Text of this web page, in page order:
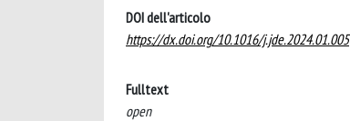
DOI dell'articolo
https://dx.doi.org/10.1016/j.jde.2024.01.005
Fulltext
open